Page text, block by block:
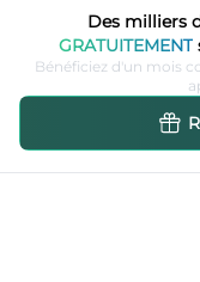
Des milliers
GRATUITEMENT
Bénéficiez d'un mois